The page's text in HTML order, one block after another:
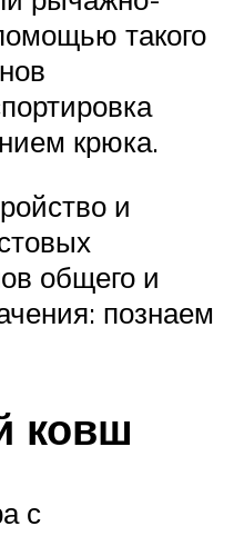
такого
крюка.
и
общего и
познаем
ковш
с